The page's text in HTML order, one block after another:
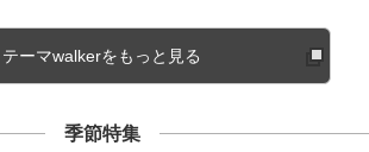
テーマwalkerをもっと見る
季節特集